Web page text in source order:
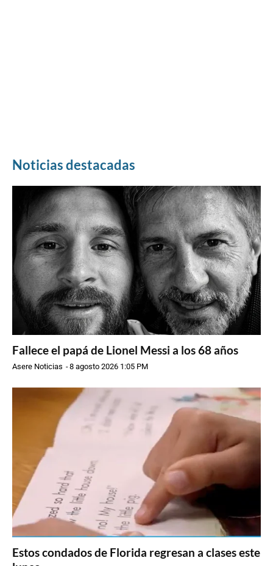
Noticias destacadas
Fallece el papá de Lionel Messi a los 68 años
Asere Noticias -8 agosto 2026 1:05 PM
Estos condados de Florida regresan a clases este